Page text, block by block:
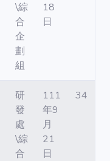
\綜
合
企
劃
組
18
日
研
發
處
\綜
合
111
年9
月
21
日
34